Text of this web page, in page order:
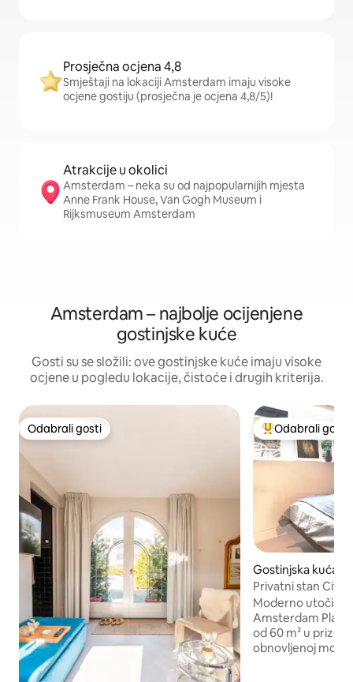
Prosječna ocjena 4,8
Smještaji na lokaciji Amsterdam imaju visoke
ocjene gostiju (prosječna je ocjena 4,8/5)!
Atrakcije u okolici
Amsterdam – neka su od najpopularnijih mjesta
Anne Frank House, Van Gogh Museum i
Rijksmuseum Amsterdam
Amsterdam – najbolje ocijenjene
gostinjske kuće
Gosti su se složili: ove gostinjske kuće imaju visoke
ocjene u pogledu lokacije, čistoće i drugih kriterija.
Odabrali gosti
Odabrali gosti Među najviše
Odabrali gosti
Gostinjska kuća –
Privatni stan City
privatna vrata
Moderno utočište
Amsterdam Plantage ✨ Privatni
od 60 m² u
obnovljenoj